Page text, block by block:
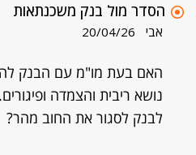
הסדר מול בנק משכנתאות
אבי 20/04/26
האם בעת מו"מ עם הבנק
נושא ריבית והצמדה
לבנק לסגור את החוב מהר?